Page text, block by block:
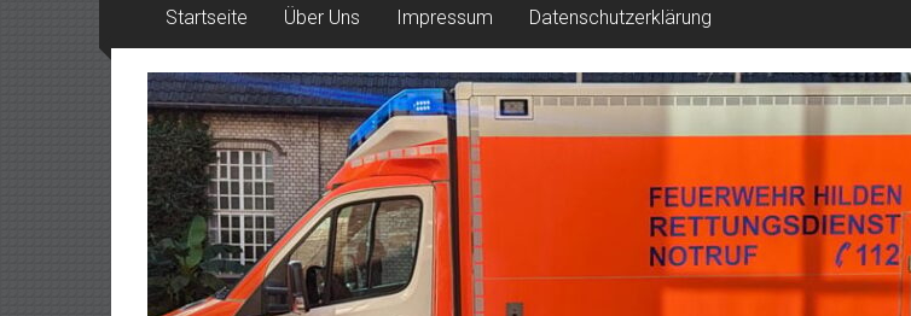
Startseite Über Uns Impressum Datenschutzerklärung